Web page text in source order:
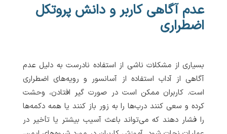
عدم آگاهی کاربر و دانش پروتکل
اضطراری
بسیاری از مشکلات ناشی از استفاده نادرست به دلیل عدم
آگاهی از آداب استفاده از آسانسور و رویه‌های اضطراری
است. کاربران ممکن است در صورت گیر افتادن، وحشت
کرده و سعی کنند درب‌ها را به زور باز کنند یا همه دکمه‌ها
را فشار دهند که می‌تواند باعث آسیب بیشتر یا تأخیر در